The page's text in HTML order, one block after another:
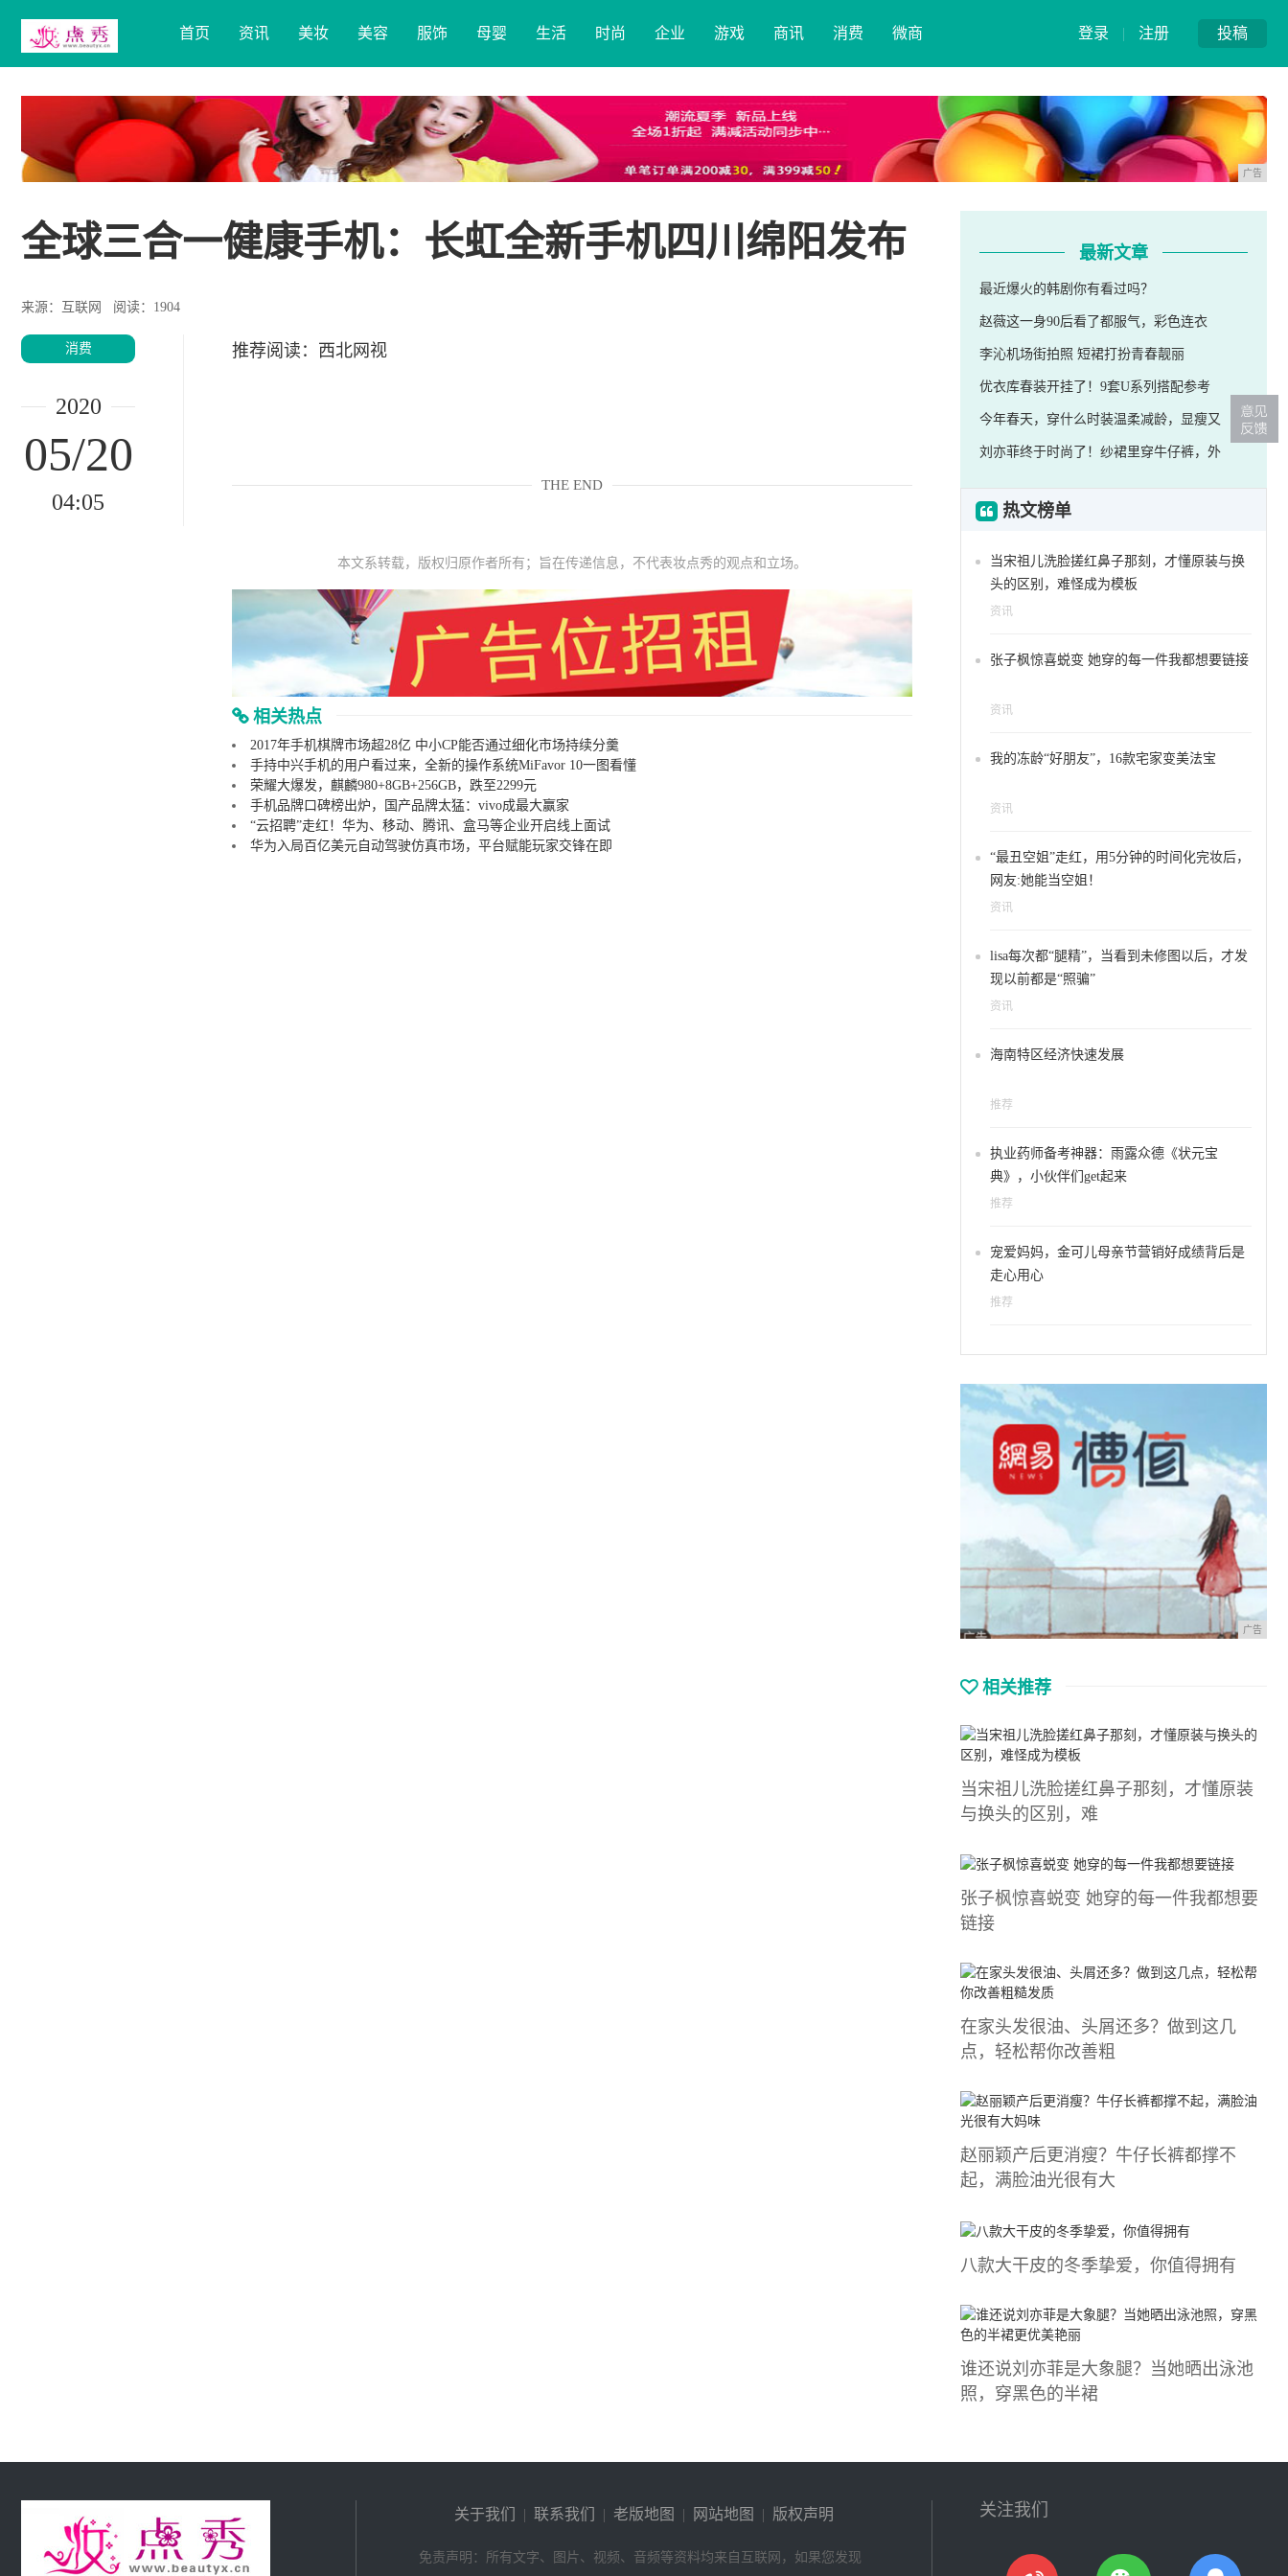
投稿
登录 | 注册
首页 资讯 美妆 美容 服饰 母婴 生活 时尚 企业 游戏 商讯 消费 微商
广告
全球三合一健康手机：长虹全新手机四川绵阳发布
来源：互联网 阅读：1904
消费
2020
05/20
04:05
推荐阅读： 西北网视
THE END
本文系转载，版权归原作者所有；旨在传递信息，不代表妆点秀的观点和立场。
相关热点
2017年手机棋牌市场超28亿 中小CP能否通过细化市场持续分羹
手持中兴手机的用户看过来，全新的操作系统MiFavor 10一图看懂
荣耀大爆发，麒麟980+8GB+256GB，跌至2299元
手机品牌口碑榜出炉，国产品牌太猛：vivo成最大赢家
“云招聘”走红！华为、移动、腾讯、盒马等企业开启线上面试
华为入局百亿美元自动驾驶仿真市场，平台赋能玩家交锋在即
最新文章
最近爆火的韩剧你有看过吗？
赵薇这一身90后看了都服气，彩色连衣
李沁机场街拍照 短裙打扮青春靓丽
优衣库春装开挂了！9套U系列搭配参考
今年春天，穿什么时装温柔减龄，显瘦又
刘亦菲终于时尚了！纱裙里穿牛仔裤，外
热文榜单
当宋祖儿洗脸搓红鼻子那刻，才懂原装与换
头的区别，难怪成为模板
资讯
张子枫惊喜蜕变 她穿的每一件我都想要链接
资讯
我的冻龄“好朋友”，16款宅家变美法宝
资讯
“最丑空姐”走红，用5分钟的时间化完妆后，
网友:她能当空姐！
资讯
lisa每次都“腿精”，当看到未修图以后，才发
现以前都是“照骗”
资讯
海南特区经济快速发展
推荐
执业药师备考神器：雨露众德《状元宝
典》，小伙伴们get起来
推荐
宠爱妈妈，金可儿母亲节营销好成绩背后是
走心用心
推荐
广告
相关推荐
当宋祖儿洗脸搓红鼻子那刻，才懂原装
与换头的区别，难
张子枫惊喜蜕变 她穿的每一件我都想要
链接
在家头发很油、头屑还多？做到这几
点，轻松帮你改善粗
赵丽颖产后更消瘦？牛仔长裤都撑不
起，满脸油光很有大
八款大干皮的冬季挚爱，你值得拥有
谁还说刘亦菲是大象腿？当她晒出泳池
照，穿黑色的半裙
关于我们 | 联系我们 | 老版地图 | 网站地图 | 版权声明
免责声明：所有文字、图片、视频、音频等资料均来自互联网，如果您发现
关注我们